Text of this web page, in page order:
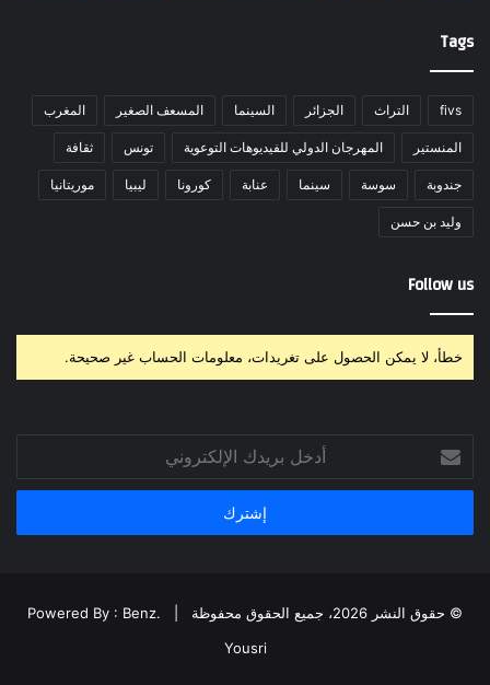
Tags
fivs التراث الجزائر السينما المسعف الصغير المغرب
المنستير المهرجان الدولي للفيديوهات التوعوية تونس ثقافة
جندوبة سوسة سينما عنابة كورونا ليبيا موريتانيا
وليد بن حسن
Follow us
خطأ، لا يمكن الحصول على تغريدات، معلومات الحساب غير صحيحة.
بريدك
الإلكتروني
© حقوق النشر 2026، جميع الحقوق محفوظة |
Powered By : Benz.
Yousri